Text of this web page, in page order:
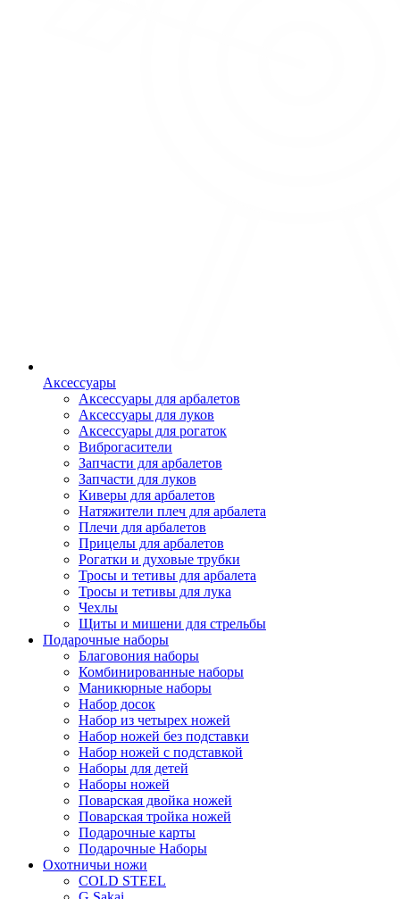
Аксессуары
Аксессуары для арбалетов
Аксессуары для луков
Аксессуары для рогаток
Виброгасители
Запчасти для арбалетов
Запчасти для луков
Киверы для арбалетов
Натяжители плеч для арбалета
Плечи для арбалетов
Прицелы для арбалетов
Рогатки и духовые трубки
Тросы и тетивы для арбалета
Тросы и тетивы для лука
Чехлы
Щиты и мишени для стрельбы
Подарочные наборы
Благовония наборы
Комбинированные наборы
Маникюрные наборы
Набор досок
Набор из четырех ножей
Набор ножей без подставки
Набор ножей с подставкой
Наборы для детей
Наборы ножей
Поварская двойка ножей
Поварская тройка ножей
Подарочные карты
Подарочные Наборы
Охотничьи ножи
COLD STEEL